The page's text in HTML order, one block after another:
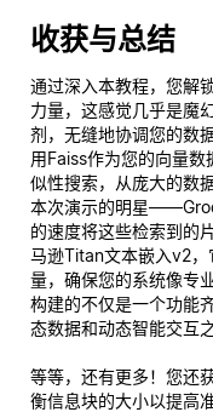
收获与总结
通过深入本教程，您解
力量，这感觉几乎是魔
剂，无缝地协调您的数
用Faiss作为您的向量
似性搜索，从庞大的数
本次演示的明星
的速度将这些检索到的
马逊Titan文本嵌入v2，
量，确保您的系统像专
构建的不仅是一个功能
态数据和动态智能交互
等等，还有更多！您还
衡信息块的大小以提高